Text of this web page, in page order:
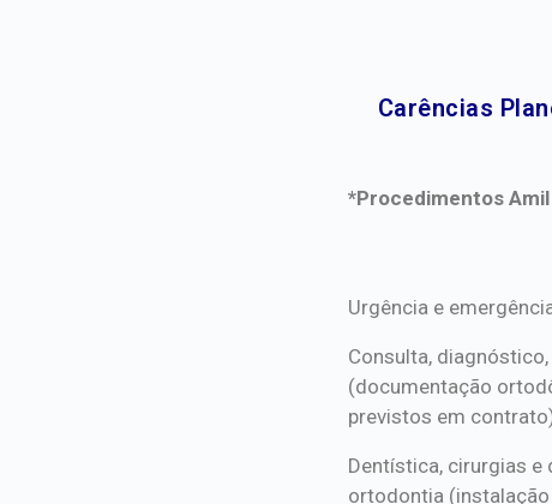
Carências
*Procedimentos
*Procedimentos Amil
Urgência e
Consulta,
(documentação
previstos em
Dentística, cirurgias
ortodontia